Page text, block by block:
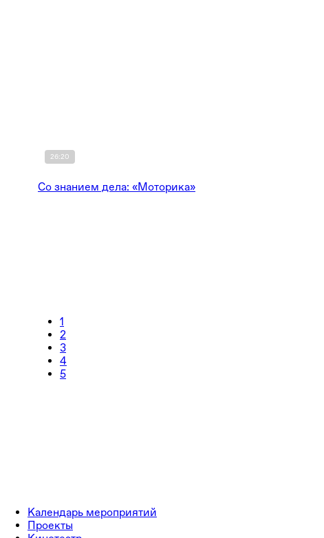
26:20
Со знанием дела: «Моторика»
1
2
3
4
5
Календарь мероприятий
Проекты